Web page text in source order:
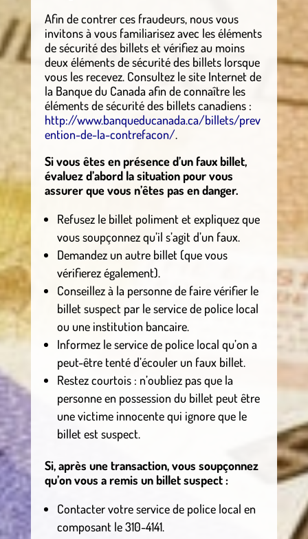
Afin de contrer ces fraudeurs, nous vous
invitons à vous familiarisez avec les éléments
de sécurité des billets et vérifiez au moins
deux éléments de sécurité des billets lorsque
vous les recevez. Consultez le site Internet de
la Banque du Canada afin de connaître les
éléments de sécurité des billets canadiens :
http://www.banqueducanada.ca/billets/prev
ention-de-la-contrefacon/.
Si vous êtes en présence d’un faux billet,
évaluez d’abord la situation pour vous
assurer que vous n’êtes pas en danger.
Refusez le billet poliment et expliquez que
vous soupçonnez qu’il s’agit d’un faux.
Demandez un autre billet (que vous
vérifierez également).
Conseillez à la personne de faire vérifier le
billet suspect par le service de police local
ou une institution bancaire.
Informez le service de police local qu’on a
peut-être tenté d’écouler un faux billet.
Restez courtois : n’oubliez pas que la
personne en possession du billet peut être
une victime innocente qui ignore que le
billet est suspect.
Si, après une transaction, vous soupçonnez
qu’on vous a remis un billet suspect :
Contacter votre service de police local en
composant le 310-4141.